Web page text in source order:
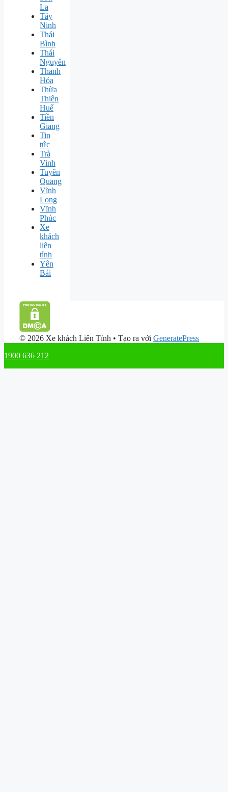
La
Tây
Ninh
Thái
Bình
Thái
Nguyên
Thanh
Hóa
Thừa
Thiên
Huế
Tiền
Giang
Tin
tức
Trà
Vinh
Tuyên
Quang
Vĩnh
Long
Vĩnh
Phúc
Xe
khách
liên
tỉnh
Yên
Bái
© 2026 Xe khách Liên Tỉnh • Tạo ra với GeneratePress
1900 636 212